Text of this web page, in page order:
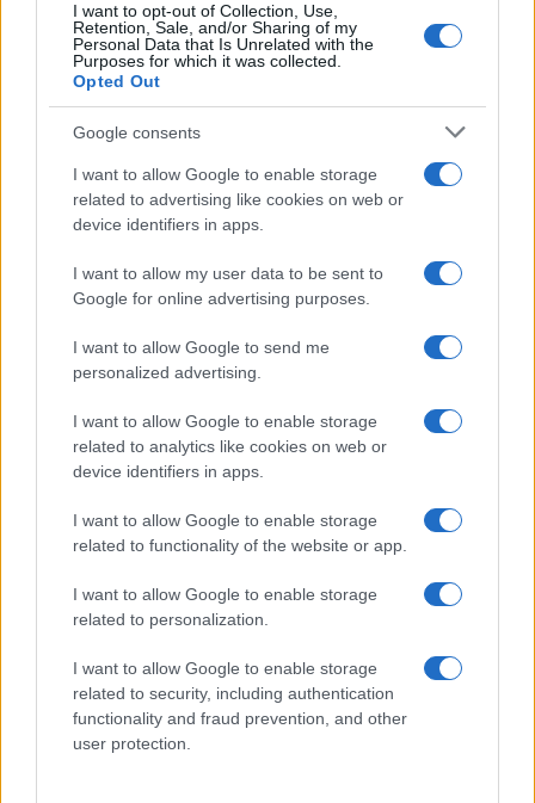
I want to opt-out of Collection, Use,
Retention, Sale, and/or Sharing of my
Personal Data that Is Unrelated with the
Purposes for which it was collected.
Opted Out
Google consents
I want to allow Google to enable storage
related to advertising like cookies on web or
device identifiers in apps.
I want to allow my user data to be sent to
Google for online advertising purposes.
I want to allow Google to send me
personalized advertising.
I want to allow Google to enable storage
related to analytics like cookies on web or
device identifiers in apps.
I want to allow Google to enable storage
related to functionality of the website or app.
I want to allow Google to enable storage
related to personalization.
I want to allow Google to enable storage
related to security, including authentication
functionality and fraud prevention, and other
user protection.
Facebook
Cookie Policy
Syndication
Globalist
Globalscience
Globalsport
Culture
Salute
Megachip
GiULia
Prima Pagina
Giornale dello
Spettacolo
Wondernet
Giuliana Sgrena